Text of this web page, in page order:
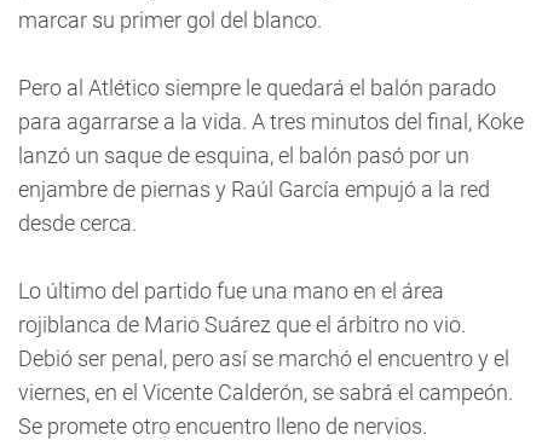
marcar su primer gol del blanco.
Pero al Atlético siempre le quedará el balón parado
para agarrarse a la vida. A tres minutos del final, Koke
lanzó un saque de esquina, el balón pasó por un
enjambre de piernas y Raúl García empujó a la red
desde cerca.
Lo último del partido fue una mano en el área
rojiblanca de Mario Suárez que el árbitro no vio.
Debió ser penal, pero así se marchó el encuentro y el
viernes, en el Vicente Calderón, se sabrá el campeón.
Se promete otro encuentro lleno de nervios.